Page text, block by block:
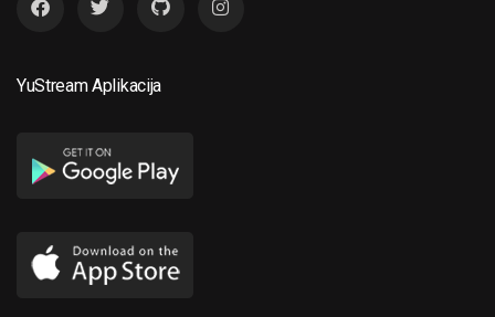
YuStream Aplikacija